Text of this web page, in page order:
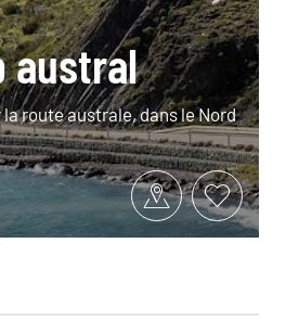
austral
route australe, dans le Nord